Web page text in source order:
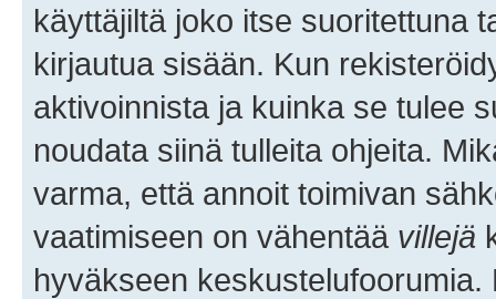
käyttäjiltä joko itse suoritettuna
kirjautua sisään. Kun
aktivoinnista ja kuinka se tulee
noudata siinä tulleita ohjeita.
varma, että annoit toimivan
vaatimiseen on vähentää villejä
hyväkseen